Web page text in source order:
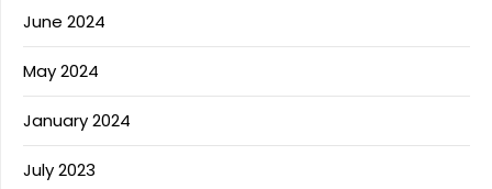
June 2024
May 2024
January 2024
July 2023